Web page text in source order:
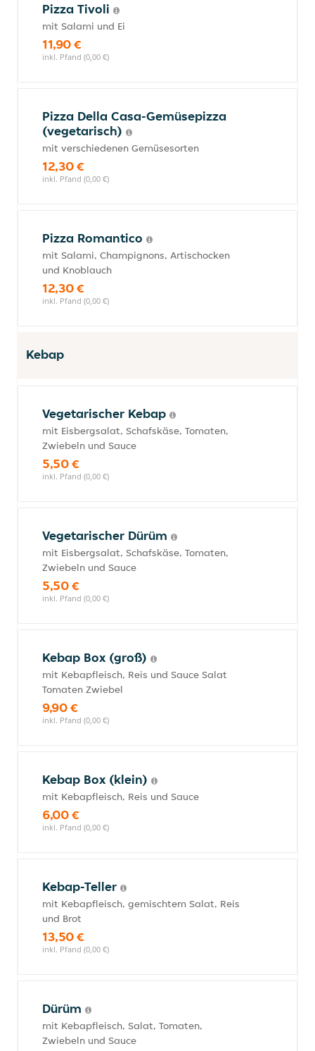
Pizza Tivoli
mit Salami und Ei
11,90 €
inkl. Pfand (0,00 €)
Pizza Della Casa-Gemüsepizza
(vegetarisch)
mit verschiedenen Gemüsesorten
12,30 €
inkl. Pfand (0,00 €)
Pizza Romantico
mit Salami, Champignons, Artischocken
und Knoblauch
12,30 €
inkl. Pfand (0,00 €)
Kebap
Vegetarischer Kebap
mit Eisbergsalat, Schafskäse, Tomaten,
Zwiebeln und Sauce
5,50 €
inkl. Pfand (0,00 €)
Vegetarischer Dürüm
mit Eisbergsalat, Schafskäse, Tomaten,
Zwiebeln und Sauce
5,50 €
inkl. Pfand (0,00 €)
Kebap Box (groß)
mit Kebapfleisch, Reis und Sauce Salat
Tomaten Zwiebel
9,90 €
inkl. Pfand (0,00 €)
Kebap Box (klein)
mit Kebapfleisch, Reis und Sauce
6,00 €
inkl. Pfand (0,00 €)
Kebap-Teller
mit Kebapfleisch, gemischtem Salat, Reis
und Brot
13,50 €
inkl. Pfand (0,00 €)
Dürüm
mit Kebapfleisch, Salat, Tomaten,
Zwiebeln und Sauce